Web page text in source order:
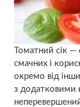
Томатний сік —
смачних і
окремо від
з додатковими